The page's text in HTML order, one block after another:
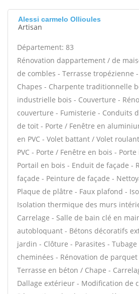
Alessi carmelo Ollioules
Artisan
Département: 83
Rénovation dappartement / de
de combles - Terrasse tropézienne
Chapes - Charpente traditionnelle
industrielle bois - Couverture -
couverture - Fumisterie - Conduits
de toit - Porte / Fenêtre en
en PVC - Volet battant / Volet
PVC - Porte / Fenêtre en bois -
Portail en bois - Enduit de façade -
façade - Peinture de façade -
Plaque de plâtre - Faux plafond -
Isolation thermique des murs
Carrelage - Salle de bain clé en
autobloquant - Bétons décoratifs
jardin - Clôture - Parasites -
cheminées - Rénovation de
Terrasse en béton / Chape -
Dallage extérieur - Modification de